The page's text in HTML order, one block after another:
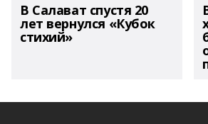
В Салават спустя 20
лет вернулся «Кубок
стихий»